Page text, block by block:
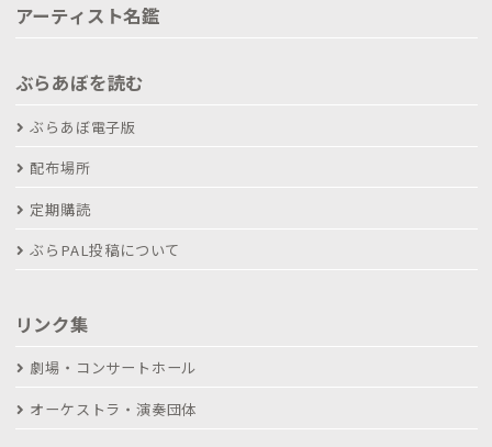
アーティスト名鑑
ぶらあぼを読む
ぶらあぼ電子版
配布場所
定期購読
ぶらPAL投稿について
リンク集
劇場・コンサートホール
オーケストラ・演奏団体